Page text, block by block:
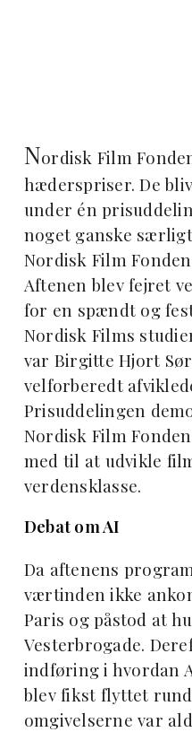
Nordisk Film
hæderspriser. De
under én
noget ganske
Nordisk Film
Aftenen blev fejret
for en spændt og
Nordisk Films
var Birgitte Hjort
velforberedt
Prisuddelingen
Nordisk Film
med til at udvikle
verdensklasse.
Debat om AI
Da aftenens
værtinden ikke
Paris og påstod at
Vesterbrogade.
indføring i hvordan
blev fikst flyttet
omgivelserne var